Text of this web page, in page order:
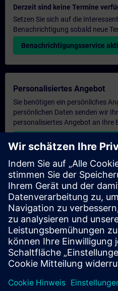
Derzeit sind keine Termine
Setzen Sie sich auf die
Benachrichtigung sobald neue
Benachrichtigungsservice
Personalisiertes Angebot
Sie benötigen ein persönliches
persönlichen Daten senden wir
personalisiertes Angebot an Ihre
Persönliches Angebot
Anfrage Exklusivtraining
Haben Sie Bedarf an einem
brauchen ein exklusives Training
virtuell oder in einem SITRAIN
uns Ihre persönlichen Daten
übermittelt haben, bekommen
exklusive Schulung.
Exklusives Angebot anfragen